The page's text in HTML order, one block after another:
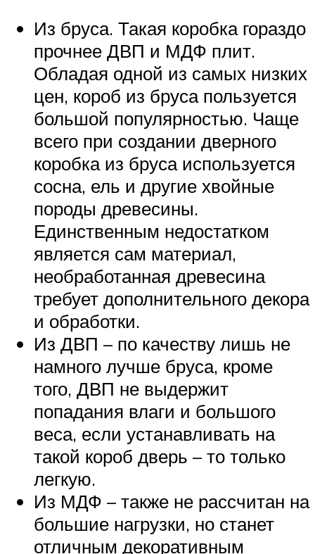
Из бруса. Такая коробка гораздо
прочнее ДВП и МДФ плит.
Обладая одной из самых низких
цен, короб из бруса пользуется
большой популярностью. Чаще
всего при создании дверного
коробка из бруса используется
сосна, ель и другие хвойные
породы древесины.
Единственным недостатком
является сам материал,
необработанная древесина
требует дополнительного декора
и обработки.
Из ДВП – по качеству лишь не
намного лучше бруса, кроме
того, ДВП не выдержит
попадания влаги и большого
веса, если устанавливать на
такой короб дверь – то только
легкую.
Из МДФ – также не рассчитан на
большие нагрузки, но станет
отличным декоративным